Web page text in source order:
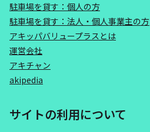
駐車場を貸す：個人の方
駐車場を貸す：法人・個人事業主の方
アキッパバリュープラスとは
運営会社
アキチャン
akipedia
サイトの利用について